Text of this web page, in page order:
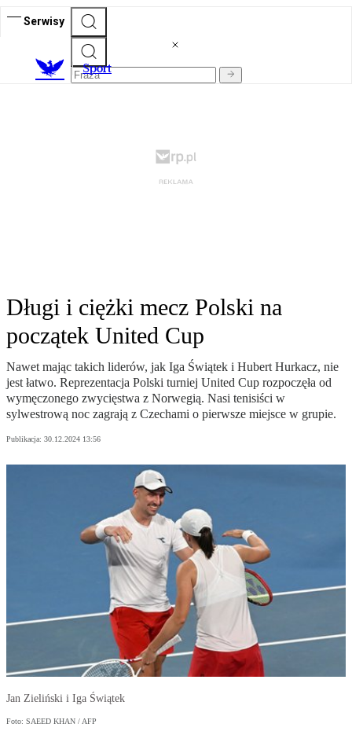
Serwisy
Sport
Długi i ciężki mecz Polski na
początek United Cup
Nawet mając takich liderów, jak Iga Świątek i Hubert Hurkacz, nie
jest łatwo. Reprezentacja Polski turniej United Cup rozpoczęła od
wymęczonego zwycięstwa z Norwegią. Nasi tenisiści w
sylwestrową noc zagrają z Czechami o pierwsze miejsce w grupie.
Publikacja: 30.12.2024 13:56
Jan Zieliński i Iga Świątek
Foto: SAEED KHAN / AFP